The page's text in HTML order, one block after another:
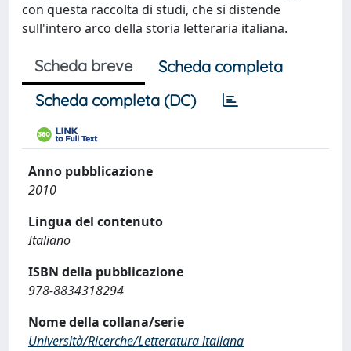
con questa raccolta di studi, che si distende
sull'intero arco della storia letteraria italiana.
Scheda breve
Scheda completa
Scheda completa (DC)
Anno pubblicazione
2010
Lingua del contenuto
Italiano
ISBN della pubblicazione
978-8834318294
Nome della collana/serie
Università/Ricerche/Letteratura italiana